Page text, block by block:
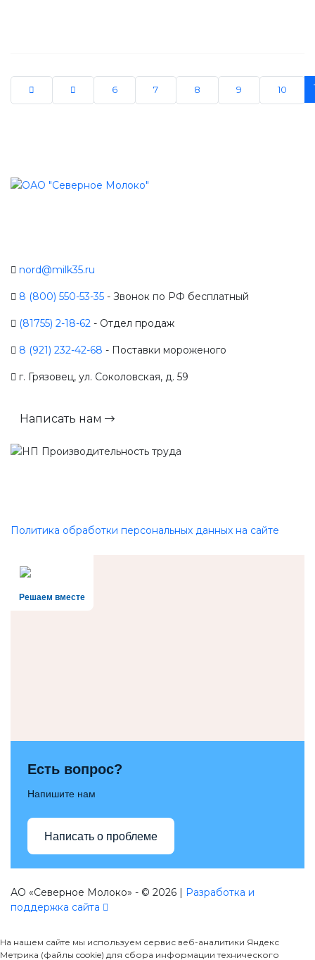
6 7 8 9 10
nord@milk35.ru
8 (800) 550-53-35 - Звонок по РФ бесплатный
(81755) 2-18-62 - Отдел продаж
8 (921) 232-42-68 - Поставки мороженого
г. Грязовец, ул. Соколовская, д. 59
Написать нам
Политика обработки персональных данных на сайте
Решаем вместе
Есть вопрос?
Напишите нам
Написать о проблеме
АО «Северное Молоко» - © 2026 | Разработка и
поддержка сайта
На нашем сайте мы используем сервис веб-аналитики Яндекс
Метрика (файлы cookie) для сбора информации технического